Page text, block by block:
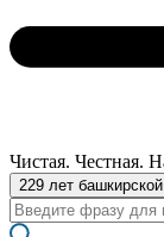
Чистая. Честная.
229 лет
Поиск: